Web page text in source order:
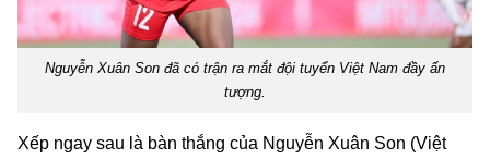
Nguyễn Xuân Son đã có trận ra mắt đội tuyển Việt Nam đầy ấn
tượng.
Xếp ngay sau là bàn thắng của Nguyễn Xuân Son (Việt